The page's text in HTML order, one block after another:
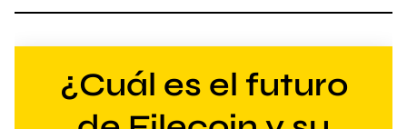
¿Cuál es el futuro